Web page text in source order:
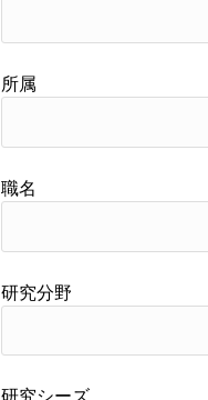
所属
職名
研究分野
研究シーズ